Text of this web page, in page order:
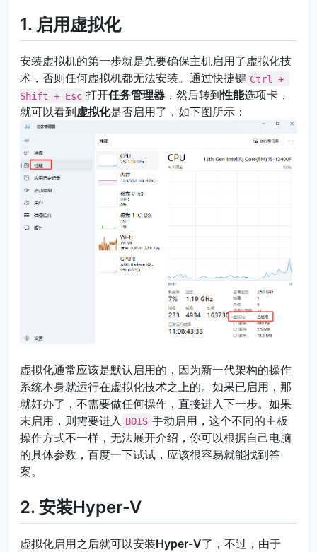
1. 启用虚拟化
安装虚拟机的第一步就是先要确保主机启用了虚拟化技
术，否则任何虚拟机都无法安装。通过快捷键 Ctrl +
Shift + Esc 打开任务管理器 ，然后转到性能选项卡，
就可以看到虚拟化是否启用了，如下图所示：
虚拟化通常应该是默认启用的，因为新一代架构的操作
系统本身就运行在虚拟化技术之上的。如果已启用，那
就好办了，不需要做任何操作，直接进入下一步。如果
未启用，则需要进入 BOIS 手动启用，这个不同的主板
操作方式不一样，无法展开介绍，你可以根据自己电脑
的具体参数，百度一下试试，应该很容易就能找到答
案。
2. 安装Hyper-V
虚拟化启用之后就可以安装Hyper-V了，不过，由于